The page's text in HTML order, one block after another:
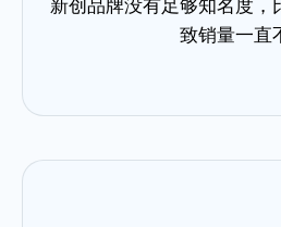
新创品牌没有足够知名度，
致销量一直